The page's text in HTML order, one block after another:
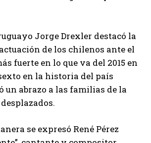
Jorge Drexler destacó la
de los chilenos ante el
fuerte en lo que va del 2015 en
en la historia del país
un abrazo a las familias de la
se expresó René Pérez